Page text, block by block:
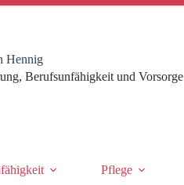
Hennig
Berufsunfähigkeit und Vorsorge
Pflege